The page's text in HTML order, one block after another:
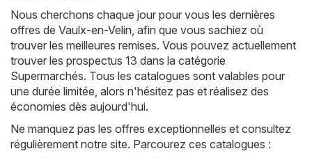
Nous cherchons chaque jour pour vous les dernières
offres de Vaulx-en-Velin, afin que vous sachiez où
trouver les meilleures remises. Vous pouvez actuellement
trouver les prospectus 13 dans la catégorie
Supermarchés. Tous les catalogues sont valables pour
une durée limitée, alors n'hésitez pas et réalisez des
économies dès aujourd'hui.
Ne manquez pas les offres exceptionnelles et consultez
régulièrement notre site. Parcourez ces catalogues :